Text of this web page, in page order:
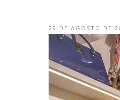
29 DE AGOSTO DE